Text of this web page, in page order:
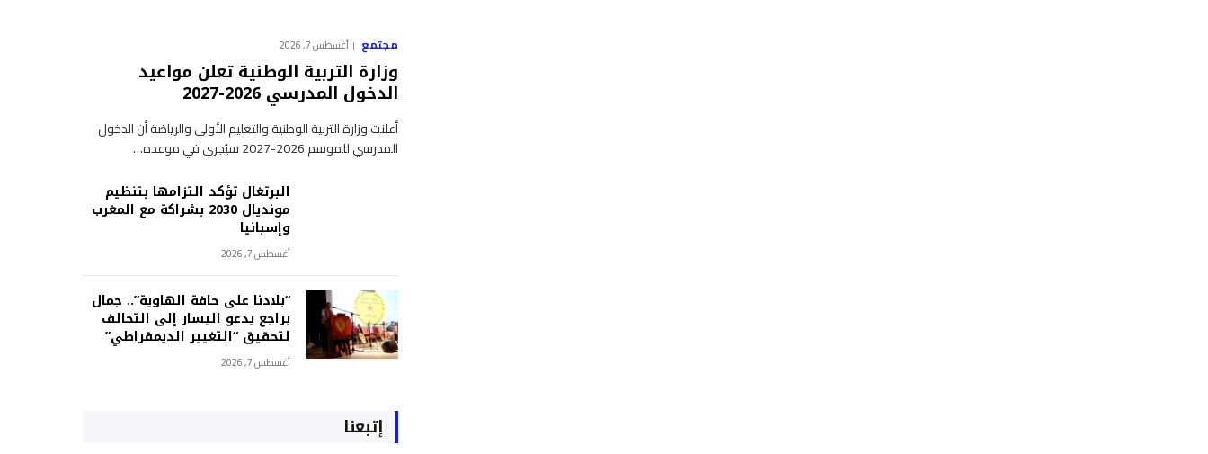
مجتمع أغسطس 7, 2026
وزارة التربية الوطنية تعلن مواعيد
الدخول المدرسي 2026-2027
أعلنت وزارة التربية الوطنية والتعليم الأولي والرياضة أن الدخول
المدرسي للموسم 2026-2027 سيُجرى في موعده…
البرتغال تؤكد التزامها بتنظيم
مونديال 2030 بشراكة مع المغرب
وإسبانيا
أغسطس 7, 2026
“بلادنا على حافة الهاوية”.. جمال
براجع يدعو اليسار إلى التحالف
لتحقيق “التغيير الديمقراطي”
أغسطس 7, 2026
إتبعنا